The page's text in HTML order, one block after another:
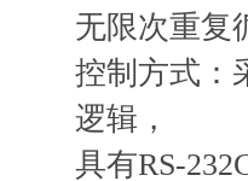
无限次重复
控制方式：
逻辑，
具有RS-